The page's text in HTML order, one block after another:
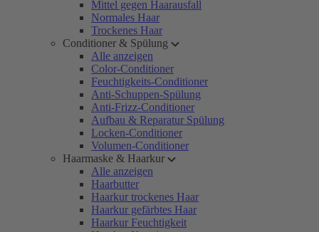
Mittel gegen Haarausfall
Normales Haar
Trockenes Haar
Conditioner & Spülung
Alle anzeigen
Color-Conditioner
Feuchtigkeits-Conditioner
Anti-Schuppen-Spülung
Anti-Frizz-Conditioner
Aufbau & Reparatur Spülung
Locken-Conditioner
Volumen-Conditioner
Haarmaske & Haarkur
Alle anzeigen
Haarbutter
Haarkur trockenes Haar
Haarkur gefärbtes Haar
Haarkur Feuchtigkeit